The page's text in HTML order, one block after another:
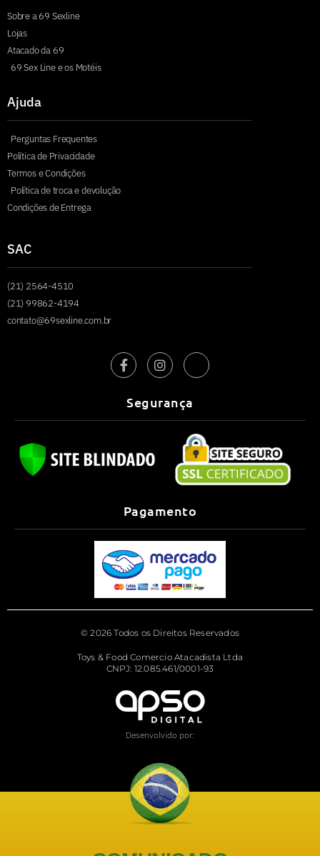
Sobre a 69 Sexline
Lojas
Atacado da 69
69 Sex Line e os Motéis
Ajuda
Perguntas Frequentes
Política de Privacidade
Termos e Condições
Política de troca e devolução
Condições de Entrega
SAC
(21) 2564-4510
(21) 99862-4194
contato@69sexline.com.br
Segurança
Pagamento
© 2026 Todos os Direitos Reservados
Toys & Food Comercio Atacadista Ltda
CNPJ: 12.085.461/0001-93
Desenvolvido por: